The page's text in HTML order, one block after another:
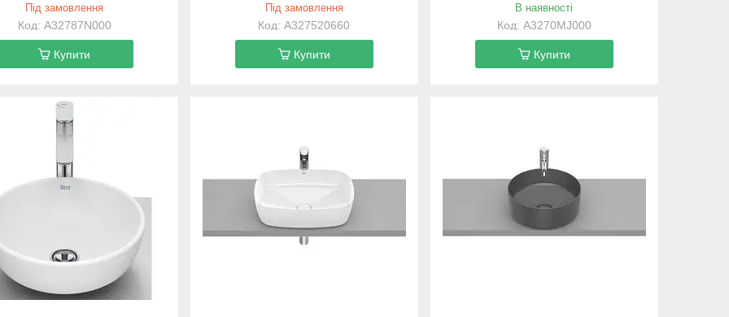
Під замовлення
A32787N000
Купити
Під замовлення
A327520660
Купити
В наявності
A3270MJ000
Купити